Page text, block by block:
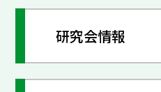
研究会情報